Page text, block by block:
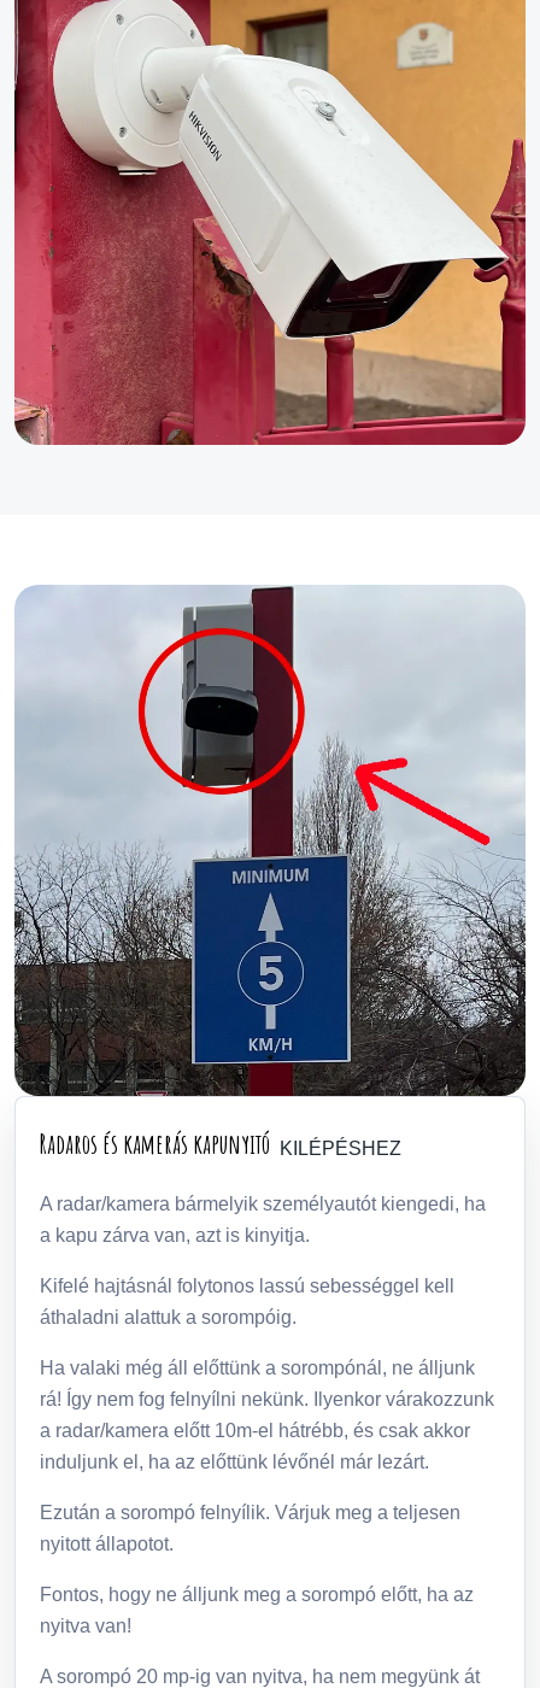
Radaros és kamerás kapunyitó KILÉPÉSHEZ
A radar/kamera bármelyik személyautót kiengedi, ha
a kapu zárva van, azt is kinyitja.
Kifelé hajtásnál folytonos lassú sebességgel kell
áthaladni alattuk a sorompóig.
Ha valaki még áll előttünk a sorompónál, ne álljunk
rá! Így nem fog felnyílni nekünk. Ilyenkor várakozzunk
a radar/kamera előtt 10m-el hátrébb, és csak akkor
induljunk el, ha az előttünk lévőnél már lezárt.
Ezután a sorompó felnyílik. Várjuk meg a teljesen
nyitott állapotot.
Fontos, hogy ne álljunk meg a sorompó előtt, ha az
nyitva van!
A sorompó 20 mp-ig van nyitva, ha nem megyünk át